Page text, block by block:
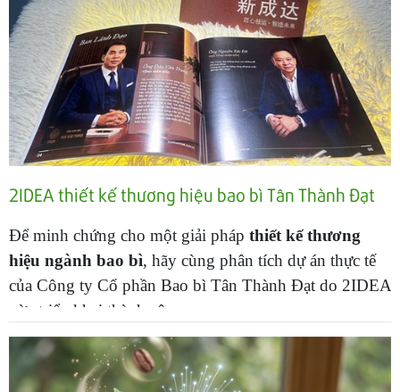
2IDEA thiết kế thương hiệu bao bì Tân Thành Đạt
Để minh chứng cho một giải pháp thiết kế thương
hiệu ngành bao bì, hãy cùng phân tích dự án thực tế
của Công ty Cổ phần Bao bì Tân Thành Đạt do 2IDEA
vừa triển khai thành công.